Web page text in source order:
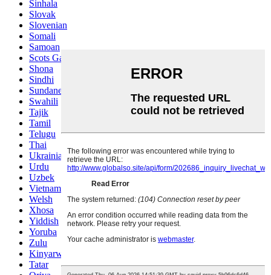
Sinhala
Slovak
Slovenian
Somali
Samoan
Scots Gaelic
Shona
Sindhi
Sundanese
Swahili
Tajik
Tamil
Telugu
Thai
Ukrainian
Urdu
Uzbek
Vietnamese
Welsh
Xhosa
Yiddish
Yoruba
Zulu
Kinyarwanda
Tatar